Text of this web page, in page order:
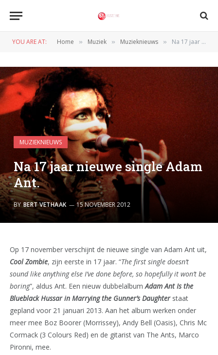
YOU ARE AT: Home » Muziek » Muzieknieuws » Na 17 jaar nieuwe single Adam Ant.
MUZIEKNIEUWS
Na 17 jaar nieuwe single Adam
Ant.
BY BERT VETHAAK 15 NOVEMBER 2012
Op 17 november verschijnt de nieuwe single van Adam Ant uit,
Cool Zombie, zijn eerste in 17 jaar. “The first single doesn’t
sound like anything else I’ve done before, so hopefully it won’t be
boring”, aldus Ant. Een nieuw dubbelalbumAdam Ant Is the
Blueblack Hussar in Marrying the Gunner’s Daughter staat
gepland voor 21 januari 2013. Aan het album werken onder
meer mee Boz Boorer (Morrissey), Andy Bell (Oasis), Chris Mc
Cormack (3 Colours Red) en de gitarist van The Ants, Marco
Pironni, mee.